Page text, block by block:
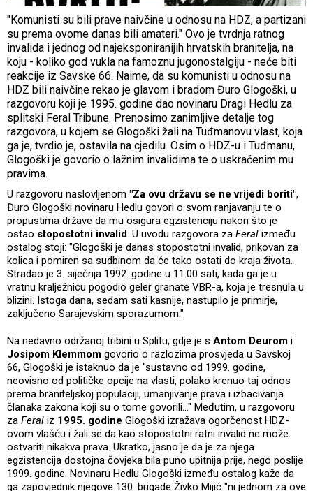
"Komunisti su bili prave naivčine u odnosu na HDZ, a partizani
su prema ovome danas bili amateri." Ovo je tvrdnja ratnog
invalida i jednog od najeksponiranijih hrvatskih branitelja, na
koju - koliko god vukla na famoznu jugonostalgiju - neće biti
reakcije iz Savske 66. Naime, da su komunisti u odnosu na
HDZ bili naivčine rekao je glavom i bradom Đuro Glogoški, u
razgovoru koji je 1995. godine dao novinaru Dragi Hedlu za
splitski Feral Tribune. Prenosimo zanimljive detalje tog
razgovora, u kojem se Glogoški žali na Tuđmanovu vlast, koja
ga je, tvrdio je, ostavila na cjedilu. Osim o HDZ-u i Tuđmanu,
Glogoški je govorio o lažnim invalidima te o uskraćenim mu
pravima.
U razgovoru naslovljenom "Za ovu državu se ne vrijedi boriti",
Đuro Glogoški novinaru Hedlu govori o svom ranjavanju te o
propustima države da mu osigura egzistenciju nakon što je
ostao stopostotni invalid. U uvodu razgovora za Feral između
ostalog stoji: "Glogoški je danas stopostotni invalid, prikovan za
kolica i pomiren sa sudbinom da će tako ostati do kraja života.
Stradao je 3. siječnja 1992. godine u 11.00 sati, kada ga je u
vratnu kralježnicu pogodio geler granate VBR-a, koja je tresnula u
blizini. Istoga dana, sedam sati kasnije, nastupilo je primirje,
zaključeno Sarajevskim sporazumom."
Na nedavno održanoj tribini u Splitu, gdje je s Antom Deurom i
Josipom Klemmom govorio o razlozima prosvjeda u Savskoj
66, Glogoški je istaknuo da je "sustavno od 1999. godine,
neovisno od političke opcije na vlasti, polako krenuo taj odnos
prema braniteljskoj populaciji, umanjivanje prava i izbacivanja
članaka zakona koji su o tome govorili..." Međutim, u razgovoru
za Feral iz 1995. godine Glogoški izražava ogorčenost HDZ-
ovom vlašću i žali se da kao stopostotni ratni invalid ne može
ostvariti nikakva prava. Ukratko, jasno je da je za njega
egzistencija dostojna čovjeka bila puno upitnija prije, nego poslije
1999. godine. Novinaru Hedlu Glogoški između ostalog kaže da
ga zapovjednik njegove 130. brigade Živko Mijić "ni jednom za ove